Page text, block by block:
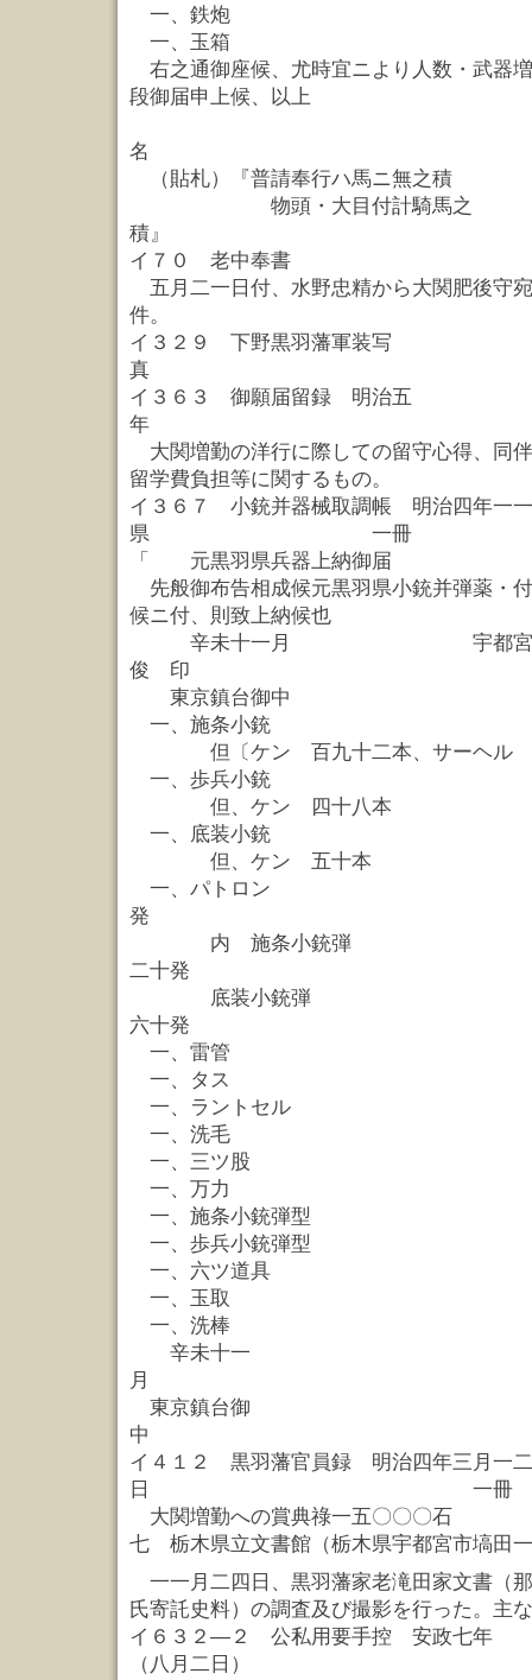
一、鉄炮 十
一、玉箱
右之通御座候、尤時宜ニより人数・武器
段御届申上候、以上
名
（貼札）『普請奉行ハ馬ニ無之積
物頭・大目付計騎馬之
積』
イ７０ 老中奉書
五月二一日付、水野忠精から大関肥後守
件。
イ３２９ 下野黒羽藩軍装写
真 一
イ３６３ 御願届留録 明治五
年 一
大関増勤の洋行に際しての留守心得、同
留学費負担等に関するもの。
イ３６７ 小銃并器械取調帳 明治四年一
県 一冊
「 元黒羽県兵器上納御届
先般御布告相成候元黒羽県小銃并弾薬・
候ニ付、則致上納候也
辛未十一月 宇都宮県
俊 印
東京鎮台御中
一、施条小銃 三
但〔ケン 百九十二本、サーヘル
一、歩兵小銃
但、ケン 四十八本
一、底装小銃 二
但、ケン 五十本
一、パトロン 八
発
内 施条小銃弾 五
二十発
底装小銃弾 三
六十発
一、雷管 八万
一、タス 六
一、ラントセ
一、洗毛 百
一、三ツ股 二
一、万力
一、施条小銃弾
一、歩兵小銃弾
一、六ツ道具
一、玉取
一、洗棒
辛未十一
月 元黒
東京鎮台御
中
イ４１２ 黒羽藩官員録 明治四年三月一二
日 一冊
大関増勤への賞典祿一五〇〇〇石
七 栃木県立文書館（栃木県宇都宮市塙田
一一月二四日、黒羽藩家老滝田家文書（
氏寄託史料）の調査及び撮影を行った。主
イ６３２—２ 公私用要手控 安政七年
（八月二日）